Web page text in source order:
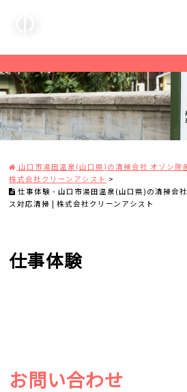
山口市湯田温泉(山口県)の清掃会社 オゾン除
株式会社クリーンアシスト >
仕事体験 - 山口市湯田温泉(山口県)の清掃会
ス対応清掃 | 株式会社クリーンアシスト
仕事体験
お問い合わせ